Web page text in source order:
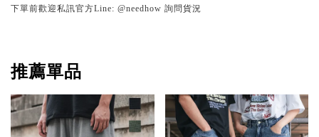
下單前歡迎私訊官方Line: @needhow 詢問貨況
推薦單品